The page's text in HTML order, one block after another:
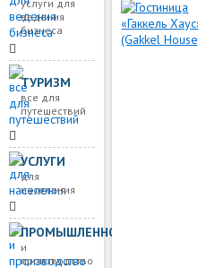
услуги для
ведения
бизнеса
ТУРИЗМ
все для
путешествий
УСЛУГИ
для
населения
ПРОМЫШЛЕННОСТЬ
и
производство